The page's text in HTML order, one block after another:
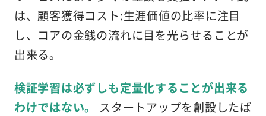
は、顧客獲得コスト:生涯価値の比率に注目
し、コアの金銭の流れに目を光らせることが
出来る。
検証学習は必ずしも定量化することが出来る
わけではない。
スタートアップを創設したば